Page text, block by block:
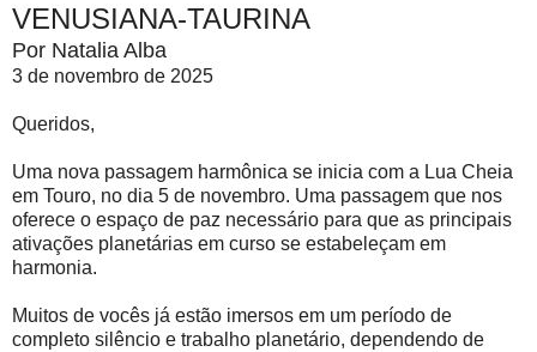
VENUSIANA-TAURINA
Por Natalia Alba
3 de novembro de 2025
Queridos,
Uma nova passagem harmônica se inicia com a Lua Cheia
em Touro, no dia 5 de novembro. Uma passagem que nos
oferece o espaço de paz necessário para que as principais
ativações planetárias em curso se estabeleçam em
harmonia.
Muitos de vocês já estão imersos em um período de
completo silêncio e trabalho planetário, dependendo de